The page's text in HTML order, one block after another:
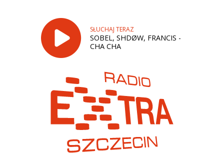
SŁUCHAJ TERAZ
SOBEL, SHDØW, FRANCIS -
CHA CHA